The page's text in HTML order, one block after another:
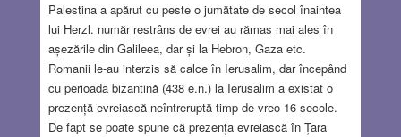
Palestina a apărut cu peste o jumătate de secol înaintea
lui Herzl. număr restrâns de evrei au rămas mai ales în
așezările din Galileea, dar și la Hebron, Gaza etc.
Romanii le-au interzis să calce în Ierusalim, dar începând
cu perioada bizantină (438 e.n.) la Ierusalim a existat o
prezență evreiască neîntreruptă timp de vreo 16 secole.
De fapt se poate spune că prezența evreiască în Țara